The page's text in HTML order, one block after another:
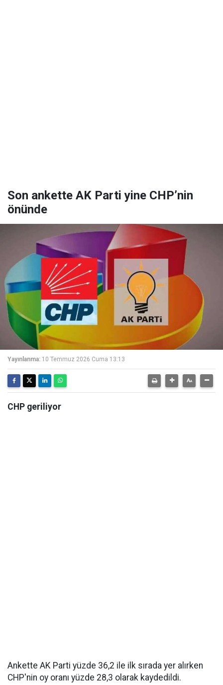
Son ankette AK Parti yine CHP’nin
önünde
Yayınlanma: 10 Temmuz 2026 Cuma 13:13
CHP geriliyor
Ankette AK Parti yüzde 36,2 ile ilk sırada yer alırken
CHP'nin oy oranı yüzde 28,3 olarak kaydedildi.